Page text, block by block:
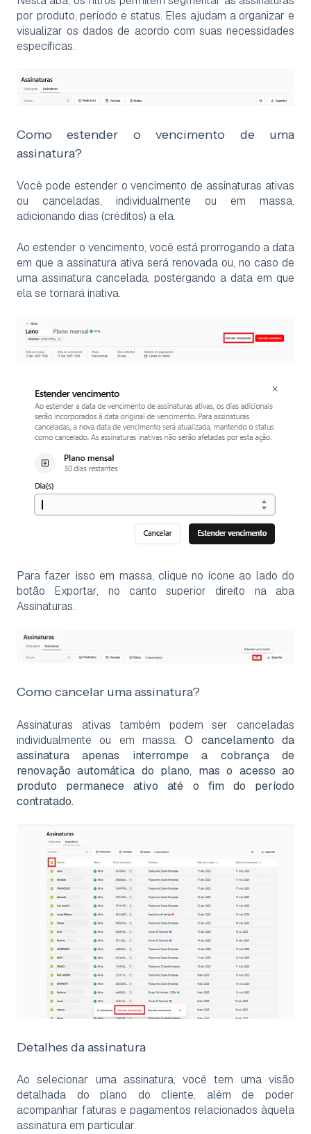
por produto, período e status. Eles ajudam a organizar e
visualizar os dados de acordo com suas necessidades
específicas.
Como estender o vencimento de uma
assinatura?
Você pode estender o vencimento de assinaturas ativas
ou canceladas, individualmente ou em massa,
adicionando dias (créditos) a ela.
Ao estender o vencimento, você está prorrogando a data
em que a assinatura ativa será renovada ou, no caso de
uma assinatura cancelada, postergando a data em que
ela se tornará inativa.
Para fazer isso em massa, clique no ícone ao lado do
botão Exportar, no canto superior direito na aba
Assinaturas.
Como cancelar uma assinatura?
Assinaturas ativas também podem ser canceladas
individualmente ou em massa.O cancelamento da
assinatura apenas interrompe a cobrança de
renovação automática do plano, mas o acesso ao
produto permanece ativo até o fim do período
contratado.
Detalhes da assinatura
Ao selecionar uma assinatura, você tem uma visão
detalhada do plano do cliente, além de poder
acompanhar faturas e pagamentos relacionados àquela
assinatura em particular.